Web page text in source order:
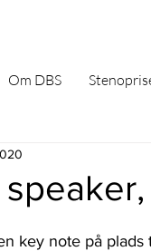
Om DBS
key note på plads